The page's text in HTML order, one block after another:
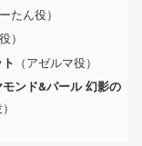
たん役）
）
（アゼルマ役）
ンド&パール 幻影の